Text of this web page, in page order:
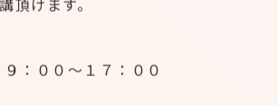
けます。
００～１７：００